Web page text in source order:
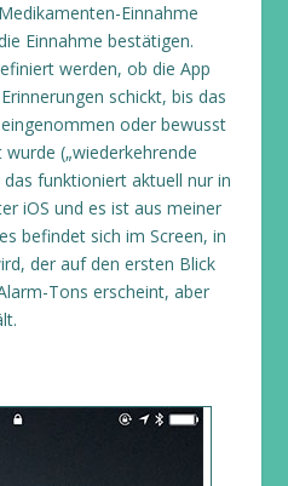
Einnahme
Einnahme bestätigen.
werden, ob die App
schickt, bis das
oder bewusst
(„wiederkehrende
das funktioniert aktuell nur in
iOS und es ist aus meiner
befindet sich im Screen, in
der auf den ersten Blick
Tons erscheint, aber